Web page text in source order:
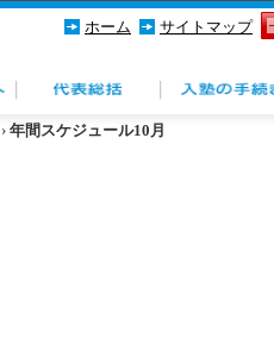
ホーム サイトマップ
› 年間スケジュール10月